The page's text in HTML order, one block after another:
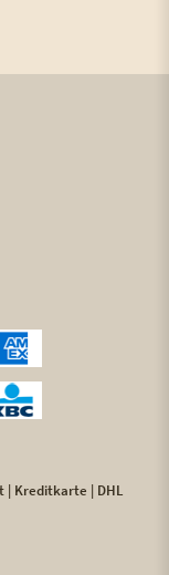
| Kreditkarte | DHL